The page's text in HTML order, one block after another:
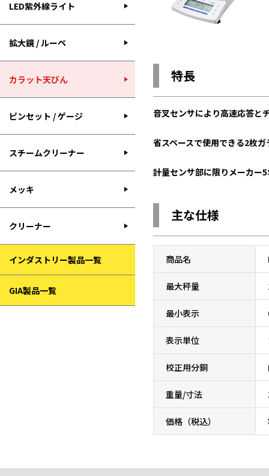
LED紫外線ライト
拡大鏡 / ルーペ
カラット天びん
ピンセット / ゲージ
スチームクリーナー
メッキ
クリーナー
インダストリー製品一覧
GIA製品一覧
特長
音叉センサにより高速応答と
省スペースで使用できる2枚
計量センサ部に限りメーカー
主な仕様
商品名
最大秤量
最小表示
表示単位
校正用分銅
重量/寸法
価格（税込）